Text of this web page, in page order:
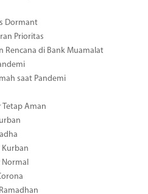
Dormant
Prioritas
Rencana di Bank Muamalat
saat Pandemi
Tetap Aman
Kurban